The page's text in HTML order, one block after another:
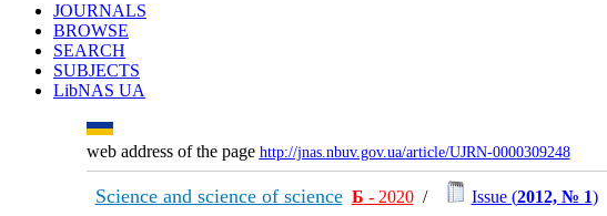
JOURNALS
BROWSE
SEARCH
SUBJECTS
LibNAS UA
web address of the page http://jnas.nbuv.gov.ua/article/UJRN-0000309248
Science and science of science Б - 2020/ Issue (2012, № 1)